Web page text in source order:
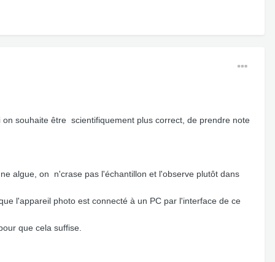
souhaite être scientifiquement plus correct, de prendre note
algue, on n'crase pas l'échantillon et l'observe plutôt dans
l'appareil photo est connecté à un PC par l'interface de ce
que cela suffise.